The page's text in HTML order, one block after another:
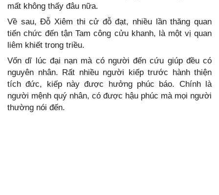
mất không thấy đâu nữa.
Về sau, Đỗ Xiêm thi cử đỗ đạt, nhiều lần thăng quan
tiến chức đến tận Tam công cửu khanh, là một vị quan
liêm khiết trong triều.
Vốn dĩ lúc đại nạn mà có người đến cứu giúp đều có
nguyên nhân. Rất nhiều người kiếp trước hành thiện
tích đức, kiếp này được hưởng phúc báo. Chính là
người mệnh quý nhân, có được hậu phúc mà mọi người
thường nói đến.